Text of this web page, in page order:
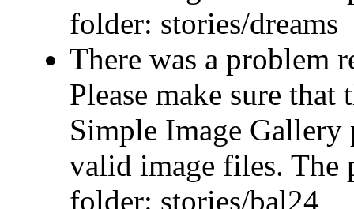
folder: stories/dreams
There was a problem
Please make sure
Simple Image Gallery
valid image files. The
folder: stories/bal24